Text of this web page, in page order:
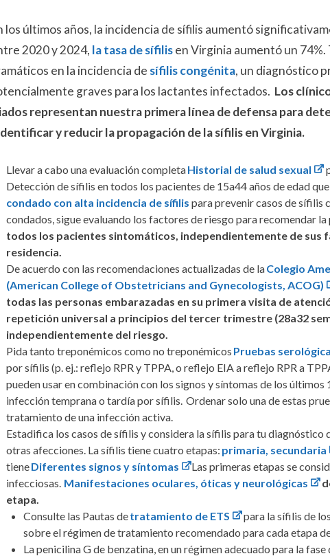
los últimos años, la incidencia de sífilis aumentó
2020 y 2024, la tasa de sífilisen Virginia aumentó un
en la incidencia de sífilis congénita, un diagnóstico
graves para los lactantes infectados. Los
representan nuestra primera línea de defensa para
y reducir la propagación de la sífilis en Virginia.
Llevar a cabo una evaluación completaHistorial de salud sexual
Detección de sífilis en todos los pacientes de 15a44 años de edad
condado con alta incidencia de sífilis para prevenir casos de sífilis
condados, sigue evaluando los factores de riesgo para recomendar la
todos los pacientes sintomáticos, independientemente de sus
residencia.
De acuerdo con las recomendaciones actualizadas de laColegio
(American College of Obstetricians and Gynecologists, ACOG)
todas las personas embarazadas en su primera visita de
repetición universal a principios del tercer trimestre (28a32
independientemente del riesgo.
Pida tanto treponémicos como no treponémicos Pruebas
por sífilis (p. ej.: reflejo RPR y TPPA, o reflejo EIA a reflejo RPR a
pueden usar en combinación con los signos y síntomas de los
infección temprana o tardía por sífilis. Ordenar solo una de estas
tratamiento de una infección activa.
Estadifica los casos de sífilis y considera la sífilis para tu diagnóstico
otras afecciones. La sífilis tiene cuatro etapas: primaria, secundaria
tieneDiferentes signos y síntomas
Las primeras etapas se
infecciosas. Manifestaciones oculares, óticas y neurológicas
etapa.
Consulte las Pautas detratamiento de ETS
para la sífilis de
sobre el régimen de tratamiento recomendado para cada etapa
La penicilina G de benzatina, en un régimen adecuado para la